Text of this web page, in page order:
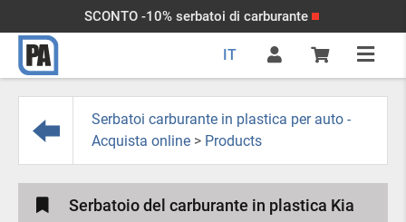
SCONTO -10% serbatoi di carburante
IT
Serbatoi carburante in plastica per auto -
Acquista online > Products
Serbatoio del carburante in plastica Kia